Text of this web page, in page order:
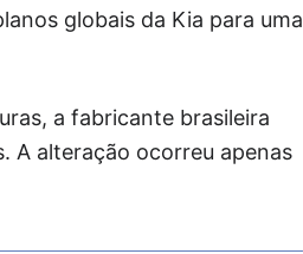
globais da Kia para uma
a fabricante brasileira
A alteração ocorreu apenas